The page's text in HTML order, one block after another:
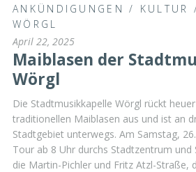
ANKÜNDIGUNGEN / KULTUR
WÖRGL
April 22, 2025
Maiblasen der
Wörgl
Die Stadtmusikkapelle Wörgl rückt
traditionellen Maiblasen aus und ist an
Stadtgebiet unterwegs. Am Samstag,
Tour ab 8 Uhr durchs Stadtzentrum und
die Martin-Pichler und Fritz Atzl-Straße,